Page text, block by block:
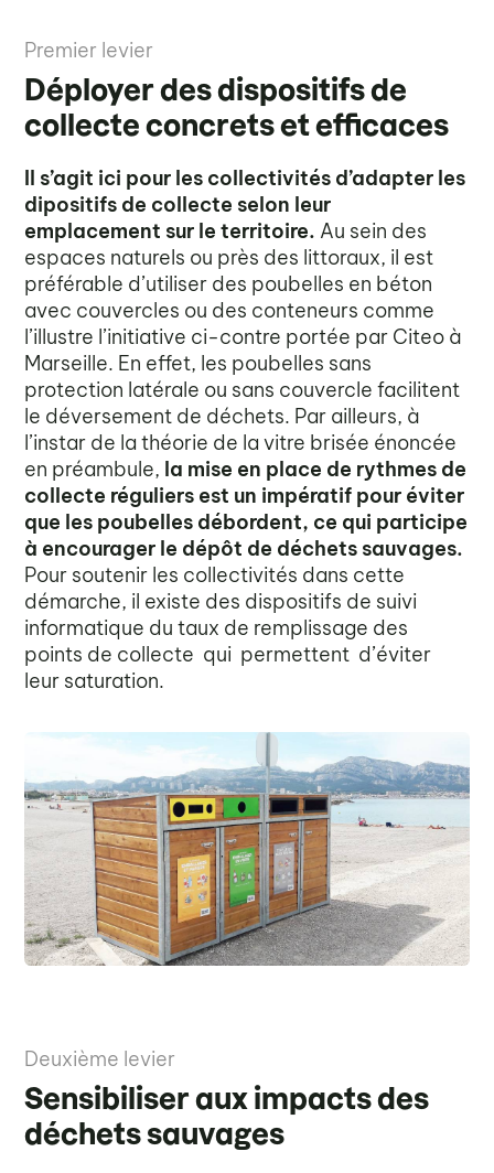
Premier levier
Déployer des dispositifs de
collecte concrets et efficaces
Il s’agit ici pour les collectivités d’adapter les
dipositifs de collecte selon leur
emplacement sur le territoire. Au sein des
espaces naturels ou près des littoraux, il est
préférable d’utiliser des poubelles en béton
avec couvercles ou des conteneurs comme
l’illustre l’initiative ci-contre portée par Citeo à
Marseille. En effet, les poubelles sans
protection latérale ou sans couvercle facilitent
le déversement de déchets. Par ailleurs, à
l’instar de la théorie de la vitre brisée énoncée
en préambule, la mise en place de rythmes de
collecte réguliers est un impératif pour éviter
que les poubelles débordent, ce qui participe
à encourager le dépôt de déchets sauvages.
Pour soutenir les collectivités dans cette
démarche, il existe des dispositifs de suivi
informatique du taux de remplissage des
points de collecte qui permettent d’éviter
leur saturation.
Deuxième levier
Sensibiliser aux impacts des
déchets sauvages